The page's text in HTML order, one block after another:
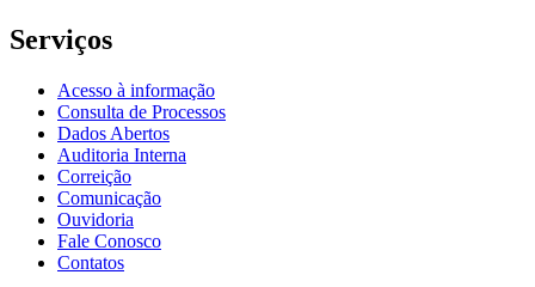
Serviços
Acesso à informação
Consulta de Processos
Dados Abertos
Auditoria Interna
Correição
Comunicação
Ouvidoria
Fale Conosco
Contatos